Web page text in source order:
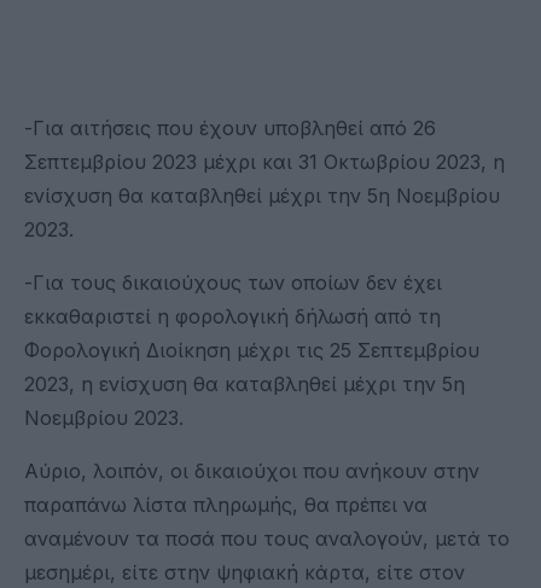
-Για αιτήσεις που έχουν υποβληθεί από 26
Σεπτεμβρίου 2023 μέχρι και 31 Οκτωβρίου 2023, η
ενίσχυση θα καταβληθεί μέχρι την 5η Νοεμβρίου
2023.
-Για τους δικαιούχους των οποίων δεν έχει
εκκαθαριστεί η φορολογική δήλωσή από τη
Φορολογική Διοίκηση μέχρι τις 25 Σεπτεμβρίου
2023, η ενίσχυση θα καταβληθεί μέχρι την 5η
Νοεμβρίου 2023.
Αύριο, λοιπόν, οι δικαιούχοι που ανήκουν στην
παραπάνω λίστα πληρωμής, θα πρέπει να
αναμένουν τα ποσά που τους αναλογούν, μετά το
μεσημέρι, είτε στην ψηφιακή κάρτα, είτε στον